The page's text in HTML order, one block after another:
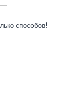
способов!